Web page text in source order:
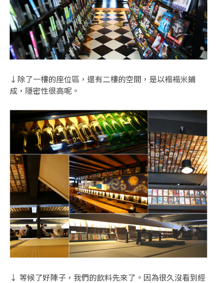
↓除了一樓的座位區，還有二樓的空間，是以褟褟米鋪
成，隱密性很高呢。
↓ 等候了好陣子，我們的飲料先來了。因為很久沒看到經